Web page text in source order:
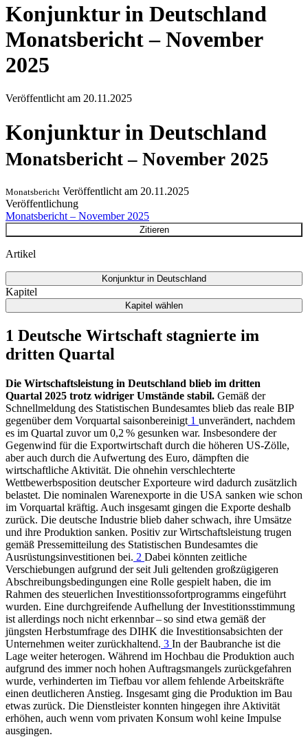
Konjunktur in Deutschland
Monatsbericht – November
2025
Veröffentlicht am 20.11.2025
Konjunktur in Deutschland
Monatsbericht – November 2025
Monatsbericht Veröffentlicht am 20.11.2025
Veröffentlichung
Monatsbericht – November 2025
Zitieren
Artikel
Konjunktur in Deutschland
Kapitel
Kapitel wählen
1 Deutsche Wirtschaft stagnierte im
dritten Quartal
Die Wirtschaftsleistung in Deutschland blieb im dritten
Quartal 2025 trotz widriger Umstände stabil. Gemäß der
Schnellmeldung des Statistischen Bundesamtes blieb das reale BIP
gegenüber dem Vorquartal saisonbereinigt 1 unverändert, nachdem
es im Quartal zuvor um 0,2 % gesunken war. Insbesondere der
Gegenwind für die Exportwirtschaft durch die höheren US-Zölle,
aber auch durch die Aufwertung des Euro, dämpften die
wirtschaftliche Aktivität. Die ohnehin verschlechterte
Wettbewerbsposition deutscher Exporteure wird dadurch zusätzlich
belastet. Die nominalen Warenexporte in die USA sanken wie schon
im Vorquartal kräftig. Auch insgesamt gingen die Exporte deshalb
zurück. Die deutsche Industrie blieb daher schwach, ihre Umsätze
und ihre Produktion sanken. Positiv zur Wirtschaftsleistung trugen
gemäß Pressemitteilung des Statistischen Bundesamtes die
Ausrüstungsinvestitionen bei. 2 Dabei könnten zeitliche
Verschiebungen aufgrund der seit Juli geltenden großzügigeren
Abschreibungsbedingungen eine Rolle gespielt haben, die im
Rahmen des steuerlichen Investitionssofortprogramms eingeführt
wurden. Eine durchgreifende Aufhellung der Investitionsstimmung
ist allerdings noch nicht erkennbar – so sind etwa gemäß der
jüngsten Herbstumfrage des DIHK die Investitionsabsichten der
Unternehmen weiter zurückhaltend. 3 In der Baubranche ist die
Lage weiter heterogen. Während im Hochbau die Produktion auch
aufgrund des immer noch hohen Auftragsmangels zurückgefahren
wurde, verhinderten im Tiefbau vor allem fehlende Arbeitskräfte
einen deutlicheren Anstieg. Insgesamt ging die Produktion im Bau
etwas zurück. Die Dienstleister konnten hingegen ihre Aktivität
erhöhen, auch wenn vom privaten Konsum wohl keine Impulse
ausgingen.